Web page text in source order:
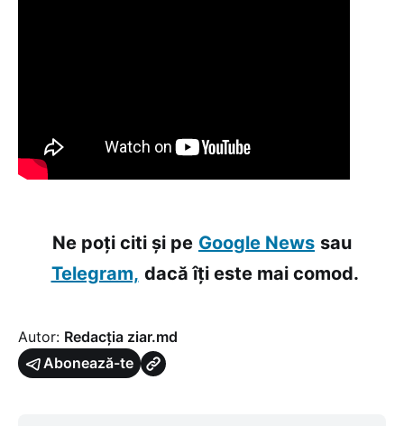
Ne poți citi și pe Google News sau
Telegram, dacă îți este mai comod.
Autor: Redacția ziar.md
Abonează-te